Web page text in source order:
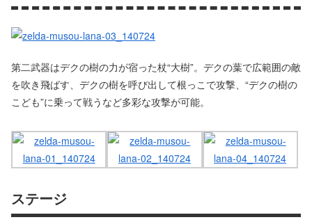
第二武器はデクの樹の力が宿った杖“大樹”。デクの葉で広範囲の敵
を吹き飛ばす、デクの樹を呼び出して根っこで攻撃、“デクの樹の
こども”に乗って戦うなど多彩な攻撃が可能。
ステージ